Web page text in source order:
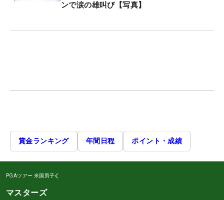
ンで涙の雄叫び【写真】
賞金ランキング 年間日程 ポイント・成績
PGAツアー 米国男子
マスターズ